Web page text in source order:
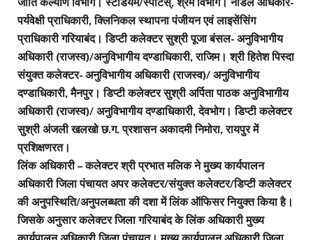
पर्यवेक्षी प्राधिकारी, क्लिनिकल स्थापना पंजीयन एवं लाइसेंसिंग
प्राधिकारी गरियाबंद। डिप्टी कलेक्टर सुश्री पूजा बंसल- अनुविभागीय
अधिकारी (राजस्व)/अनुविभागीय दण्डाधिकारी, राजिम। श्री हितेश पिस्दा
संयुक्त कलेक्टर- अनुविभागीय अधिकारी (राजस्व)/ अनुविभागीय
दण्डाधिकारी, मैनपुर। डिप्टी कलेक्टर सुश्री अर्पिता पाठक अनुविभागीय
अधिकारी (राजस्व)/ अनुविभागीय दण्डाधिकारी, देवभोग। डिप्टी कलेक्टर
सुश्री अंजली खलखो छ.ग. प्रशासन अकादमी निमोरा, रायपुर में
प्रशिक्षणरत।
लिंक अधिकारी – कलेक्टर श्री प्रभात मलिक ने मुख्य कार्यपालन
अधिकारी जिला पंचायत अपर कलेक्टर/संयुक्त कलेक्टर/डिप्टी कलेक्टर
की अनुपस्थिति/अनुपलब्धता की दशा में लिंक ऑफिसर नियुक्त किया है।
जिसके अनुसार कलेक्टर जिला गरियाबंद के लिंक अधिकारी मुख्य